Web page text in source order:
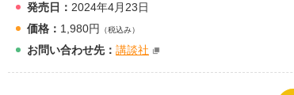
発売日： 2024年4月23日
価格： 1,980円 （税込み）
お問い合わせ先： 講談社